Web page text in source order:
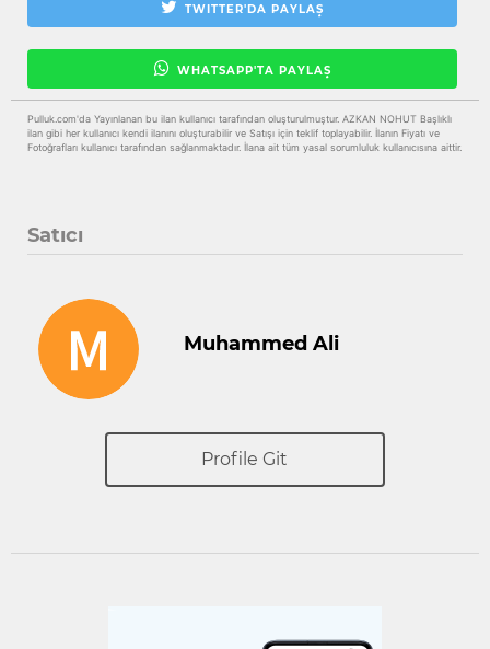
TWITTER'DA PAYLAŞ
WHATSAPP'TA PAYLAŞ
Pulluk.com'da Yayınlanan bu ilan kullanıcı tarafından oluşturulmuştur. AZKAN NOHUT Başlıklı
ilan gibi her kullanıcı kendi ilanını oluşturabilir ve Satışı için teklif toplayabilir. İlanın Fiyatı ve
Fotoğrafları kullanıcı tarafından sağlanmaktadır. İlana ait tüm yasal sorumluluk kullanıcısına aittir.
Satıcı
Muhammed Ali
Profile Git